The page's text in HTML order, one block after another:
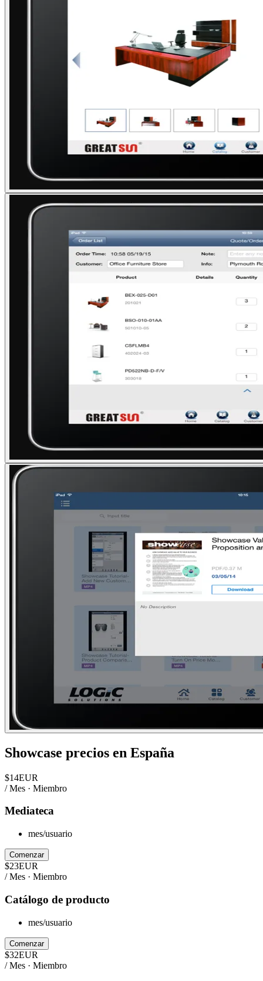
Showcase precios en España
$14EUR
/ Mes · Miembro
Mediateca
mes/usuario
Comenzar
$23EUR
/ Mes · Miembro
Catálogo de producto
mes/usuario
Comenzar
$32EUR
/ Mes · Miembro